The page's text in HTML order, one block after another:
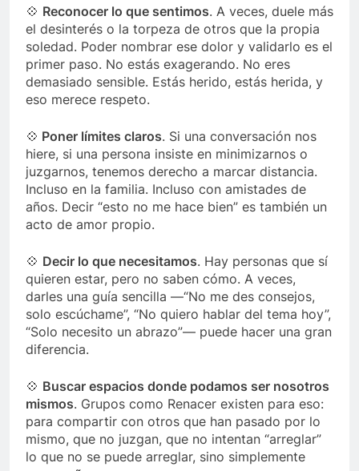
💠 Reconocer lo que sentimos. A veces, duele más
el desinterés o la torpeza de otros que la propia
soledad. Poder nombrar ese dolor y validarlo es el
primer paso. No estás exagerando. No eres
demasiado sensible. Estás herido, estás herida, y
eso merece respeto.
💠 Poner límites claros. Si una conversación nos
hiere, si una persona insiste en minimizarnos o
juzgarnos, tenemos derecho a marcar distancia.
Incluso en la familia. Incluso con amistades de
años. Decir “esto no me hace bien” es también un
acto de amor propio.
💠 Decir lo que necesitamos. Hay personas que sí
quieren estar, pero no saben cómo. A veces,
darles una guía sencilla —“No me des consejos,
solo escúchame”, “No quiero hablar del tema hoy”,
“Solo necesito un abrazo”— puede hacer una gran
diferencia.
💠 Buscar espacios donde podamos ser nosotros
mismos. Grupos como Renacer existen para eso:
para compartir con otros que han pasado por lo
mismo, que no juzgan, que no intentan “arreglar”
lo que no se puede arreglar, sino simplemente